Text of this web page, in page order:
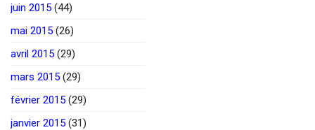
juin 2015 (44)
mai 2015 (26)
avril 2015 (29)
mars 2015 (29)
février 2015 (29)
janvier 2015 (31)